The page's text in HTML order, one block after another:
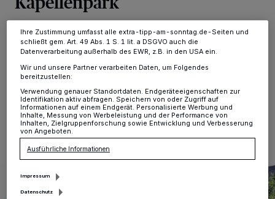
Neersen·Die Arbeiten im Kapellenpark gehen weiter
voran. Am Samstag, 22. Februar, soll weiter gearbeitet
werden.
15.02.2025 , 10:44 Uhr Eine Minute Lesezeit
Ihre Einstellungen gelten innerhalb unseres Website. Weitere
Ihre Zustimmung umfasst alle extra-tipp-am-sonntag.de-Seiten und
schließt gem. Art. 49 Abs. 1 S. 1 lit. a DSGVO auch die
Datenverarbeitung außerhalb des EWR, z.B. in den USA ein.
Wir und unsere Partner verarbeiten Daten, um Folgendes
bereitzustellen:
Verwendung genauer Standortdaten. Endgeräteeigenschaften zur
Identifikation aktiv abfragen. Speichern von oder Zugriff auf
Informationen auf einem Endgerät. Personalisierte Werbung und
Inhalte, Messung von Werbeleistung und der Performance von
Inhalten, Zielgruppenforschung sowie Entwicklung und Verbesserung
von Angeboten.
Ausführliche Informationen
Impressum
Datenschutz